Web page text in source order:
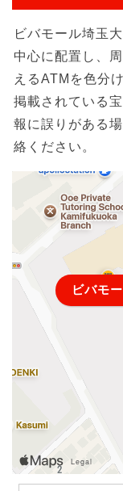
ビバモール埼玉
中心に配置し、
えるATMを色分
掲載されている
報に誤りがある場
絡ください。
ビバモ